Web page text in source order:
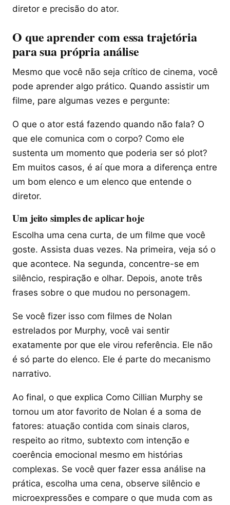
diretor e precisão do ator.
O que aprender com essa trajetória
para sua própria análise
Mesmo que você não seja crítico de cinema, você
pode aprender algo prático. Quando assistir um
filme, pare algumas vezes e pergunte:
O que o ator está fazendo quando não fala? O
que ele comunica com o corpo? Como ele
sustenta um momento que poderia ser só plot?
Em muitos casos, é aí que mora a diferença entre
um bom elenco e um elenco que entende o
diretor.
Um jeito simples de aplicar hoje
Escolha uma cena curta, de um filme que você
goste. Assista duas vezes. Na primeira, veja só o
que acontece. Na segunda, concentre-se em
silêncio, respiração e olhar. Depois, anote três
frases sobre o que mudou no personagem.
Se você fizer isso com filmes de Nolan
estrelados por Murphy, você vai sentir
exatamente por que ele virou referência. Ele não
é só parte do elenco. Ele é parte do mecanismo
narrativo.
Ao final, o que explica Como Cillian Murphy se
tornou um ator favorito de Nolan é a soma de
fatores: atuação contida com sinais claros,
respeito ao ritmo, subtexto com intenção e
coerência emocional mesmo em histórias
complexas. Se você quer fazer essa análise na
prática, escolha uma cena, observe silêncio e
microexpressões e compare o que muda com as